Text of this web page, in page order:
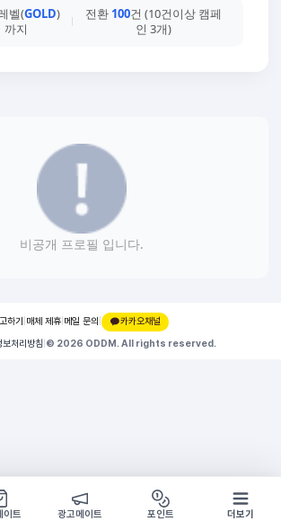
벨(GOLD)
까지
전환 100건 (10건이상 캠페
인 3개)
비공개 프로필 입니다.
하기 매체 제휴 메일 문의 |
카카오채널
보처리방침 © 2026 ODDM. All rights reserved.
쇼핑몰 구경하기
방문시 1G
이트 광고메이트 포인트 더보기